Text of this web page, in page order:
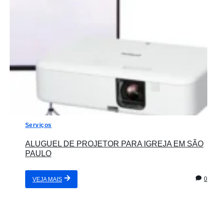
Serviços
ALUGUEL DE PROJETOR PARA IGREJA EM SÃO
PAULO
VEJA MAIS 0